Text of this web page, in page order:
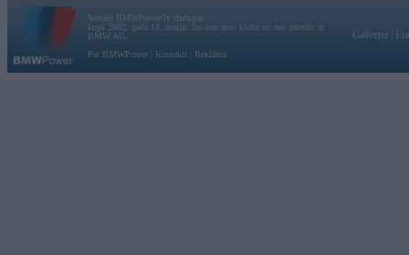
Vortāls BMWPower.lv darbojas
kopš 2002. gada 14. maija. Tas nav auto klubs un nav saistīts ar
BMW AG.
Par BMWPower
Kontakti Reklāma
Galvena